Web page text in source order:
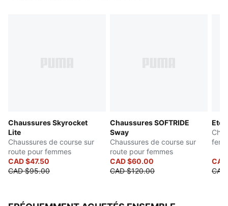
Chaussures Skyrocket
Lite
Chaussures de course sur
route pour femmes
CAD $47.50
CAD $95.00
Chaussures SOFTRIDE
Sway
Chaussures de course sur
route pour femmes
CAD $60.00
CAD $120.00